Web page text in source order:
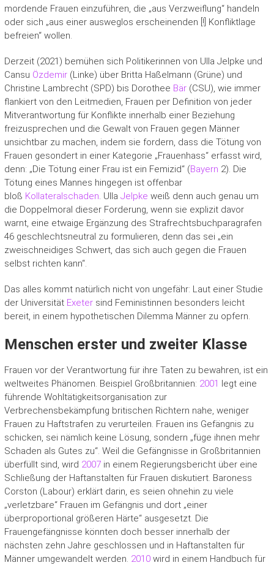
mordende Frauen einzuführen, die „aus Verzweiflung“ handeln
oder sich „aus einer ausweglos erscheinenden [!] Konfliktlage
befreien“ wollen.
Derzeit (2021) bemühen sich Politikerinnen von Ulla Jelpke und
Cansu Özdemir(Linke) über Britta Haßelmann (Grüne) und
Christine Lambrecht (SPD) bis Dorothee Bär(CSU), wie immer
flankiert von den Leitmedien, Frauen per Definition von jeder
Mitverantwortung für Konflikte innerhalb einer Beziehung
freizusprechen und die Gewalt von Frauen gegen Männer
unsichtbar zu machen, indem sie fordern, dass die Tötung von
Frauen gesondert in einer Kategorie „Frauenhass“ erfasst wird,
denn: „Die Tötung einer Frau ist ein Femizid“ (Bayern 2). Die
Tötung eines Mannes hingegen ist offenbar
bloß Kollateralschaden. Ulla Jelpke weiß denn auch genau um
die Doppelmoral dieser Forderung, wenn sie explizit davor
warnt, eine etwaige Ergänzung des Strafrechtsbuchparagrafen
46 geschlechtsneutral zu formulieren, denn das sei „ein
zweischneidiges Schwert, das sich auch gegen die Frauen
selbst richten kann“.
Das alles kommt natürlich nicht von ungefähr: Laut einer Studie
der Universität Exetersind Feministinnen besonders leicht
bereit, in einem hypothetischen Dilemma Männer zu opfern.
Menschen erster und zweiter Klasse
Frauen vor der Verantwortung für ihre Taten zu bewahren, ist ein
weltweites Phänomen. Beispiel Großbritannien: 2001 legt eine
führende Wohltätigkeitsorganisation zur
Verbrechensbekämpfung britischen Richtern nahe, weniger
Frauen zu Haftstrafen zu verurteilen. Frauen ins Gefängnis zu
schicken, sei nämlich keine Lösung, sondern „füge ihnen mehr
Schaden als Gutes zu“. Weil die Gefängnisse in Großbritannien
überfüllt sind, wird 2007in einem Regierungsbericht über eine
Schließung der Haftanstalten für Frauen diskutiert. Baroness
Corston (Labour) erklärt darin, es seien ohnehin zu viele
„verletzbare“ Frauen im Gefängnis und dort „einer
überproportional größeren Härte“ ausgesetzt. Die
Frauengefängnisse könnten doch besser innerhalb der
nächsten zehn Jahre geschlossen und in Haftanstalten für
Männer umgewandelt werden. 2010wird in einem Handbuch für